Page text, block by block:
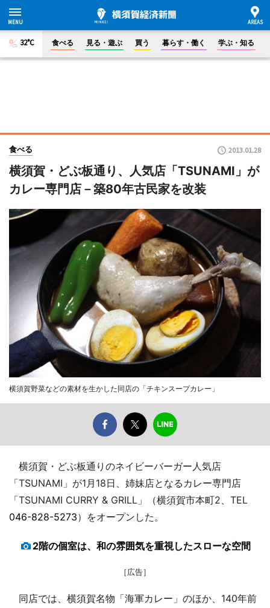
32°C 食べる 見る・遊ぶ 買う 暮らす・働く 学ぶ・知る
食べる 2013.01.28
横須賀・どぶ板通り、人気店「TSUNAMI」が
カレー専門店－築80年古民家を改装
横須賀野菜などの素材を生かした同店の「チキンスープカレー」
横須賀・どぶ板通りのネイビーバーガー人気店
「TSUNAMI」が1月18日、姉妹店となるカレー専門店
「TSUNAMI CURRY & GRILL」（横須賀市本町2、TEL
046-828-5273）をオープンした。
2階の個室は、和の雰囲気を重視したスローな空間
［広告］
同店では、横須賀名物「海軍カレー」のほか、140年前